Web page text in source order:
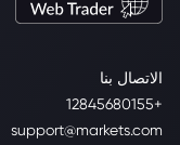
الاتصال بنا
+12845680155
support@markets.com